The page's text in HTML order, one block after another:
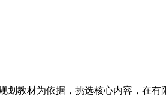
划教材为依据，挑选核心内容，在